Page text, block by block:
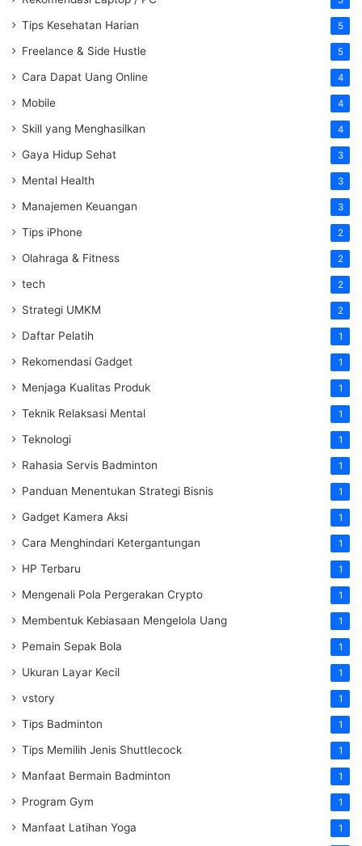
Tips Kesehatan Harian 5
Freelance & Side Hustle 5
Cara Dapat Uang Online 4
Mobile 4
Skill yang Menghasilkan 4
Gaya Hidup Sehat 3
Mental Health 3
Manajemen Keuangan 3
Tips iPhone 2
Olahraga & Fitness 2
tech 2
Strategi UMKM 2
Daftar Pelatih 1
Rekomendasi Gadget 1
Menjaga Kualitas Produk 1
Teknik Relaksasi Mental 1
Teknologi 1
Rahasia Servis Badminton 1
Panduan Menentukan Strategi Bisnis 1
Gadget Kamera Aksi 1
Cara Menghindari Ketergantungan 1
HP Terbaru 1
Mengenali Pola Pergerakan Crypto 1
Membentuk Kebiasaan Mengelola Uang 1
Pemain Sepak Bola 1
Ukuran Layar Kecil 1
vstory 1
Tips Badminton 1
Tips Memilih Jenis Shuttlecock 1
Manfaat Bermain Badminton 1
Program Gym 1
Manfaat Latihan Yoga 1